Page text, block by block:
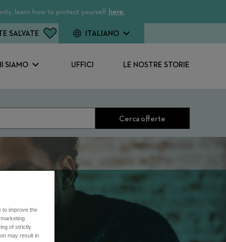
learn how to protect yourself here.
SIAMO UFFICI LE NOSTRE STORIE
SALVATE ITALIANO
Cerca offerte
to improve the
of strictly
may result in